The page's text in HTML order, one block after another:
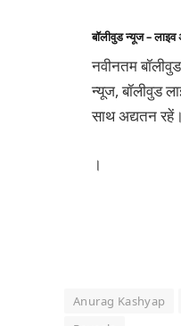
बॉलीवुड न्यूज –
नवीनतम
न्यूज, बॉलीवुड
साथ अद्यतन रहें।
।
Anurag Kashyap